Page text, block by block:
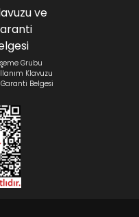
Grubu
Klavuzu
Belgesi